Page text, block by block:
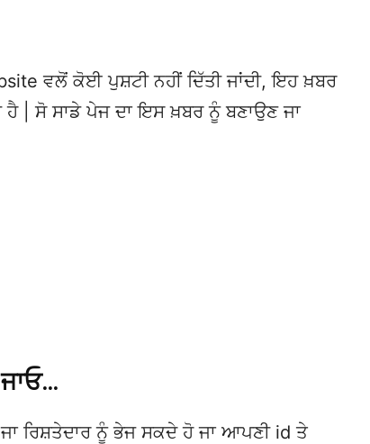
ਵਲੋਂ ਕੋਈ ਪੁਸ਼ਟੀ ਨਹੀਂ ਦਿੱਤੀ ਜਾਂਦੀ, ਇਹ ਖ਼ਬਰ
ਹੈ | ਸੋ ਸਾਡੇ ਪੇਜ ਦਾ ਇਸ ਖ਼ਬਰ ਨੂੰ ਬਣਾਉਣ ਜਾ
ਰਿਸ਼ਤੇਦਾਰ ਨੂੰ ਭੇਜ ਸਕਦੇ ਹੋ ਜਾ ਆਪਣੀ id ਤੇ